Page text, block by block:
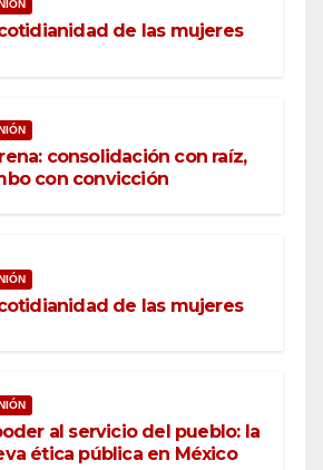
de las mujeres
consolidación con raíz,
con convicción
de las mujeres
al servicio del pueblo: la
ética pública en México